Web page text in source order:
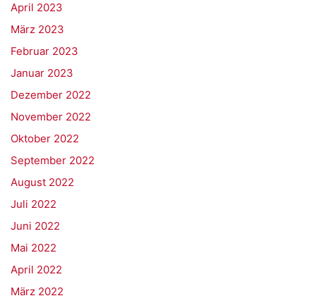
April 2023
März 2023
Februar 2023
Januar 2023
Dezember 2022
November 2022
Oktober 2022
September 2022
August 2022
Juli 2022
Juni 2022
Mai 2022
April 2022
März 2022